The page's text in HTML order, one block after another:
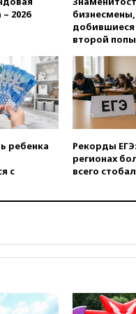
2026
бизнесмены,
добившиеся
второй
ребенка
с
Рекорды
регионах
всего